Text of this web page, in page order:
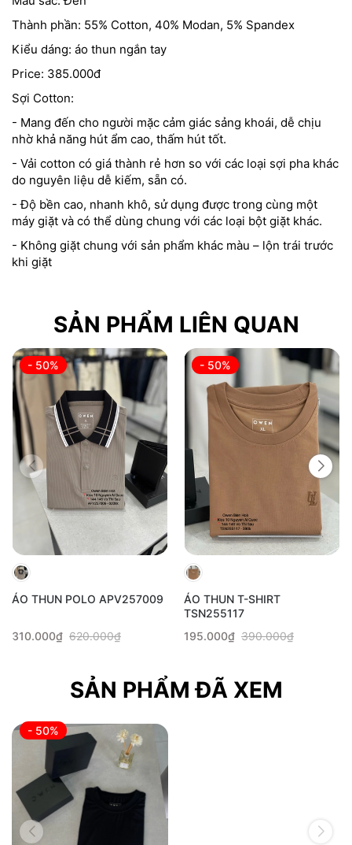
Thành phần: 55% Cotton, 40% Modan, 5% Spandex
Kiểu dáng: áo thun ngắn tay
Price: 385.000đ
Sợi Cotton:
- Mang đến cho người mặc cảm giác sảng khoái, dễ chịu
nhờ khả năng hút ẩm cao, thấm hút tốt.
- Vải cotton có giá thành rẻ hơn so với các loại sợi pha khác
do nguyên liệu dễ kiếm, sẵn có.
- Độ bền cao, nhanh khô, sử dụng được trong cùng một
máy giặt và có thể dùng chung với các loại bột giặt khác.
- Không giặt chung với sản phẩm khác màu – lộn trái trước
khi giặt
SẢN PHẨM LIÊN QUAN
- 50%
ÁO THUN POLO APV257009
310.000₫ 620.000₫
- 50%
ÁO THUN T-SHIRT
TSN255117
195.000₫ 390.000₫
SẢN PHẨM ĐÃ XEM
- 50%